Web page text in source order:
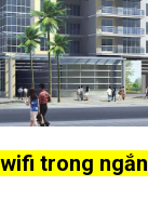
trong